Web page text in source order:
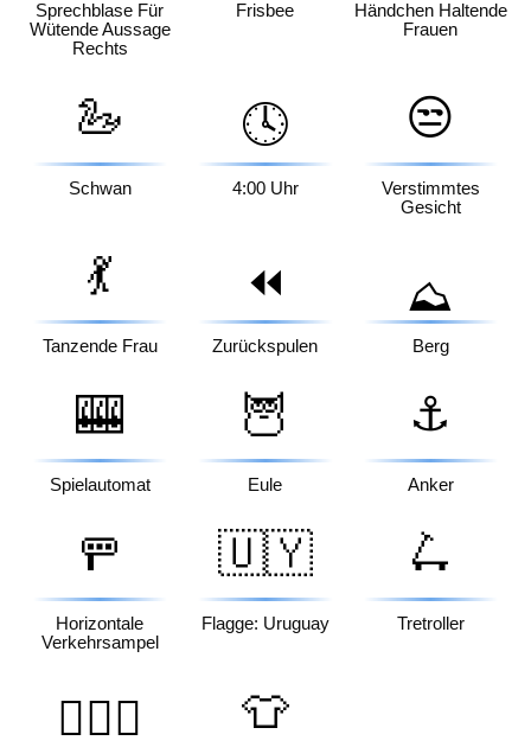
Sprechblase Für
Wütende Aussage
Rechts
Frisbee
Händchen Haltende
Frauen
🦢
Schwan
🕓
4:00 Uhr
😒
Verstimmtes
Gesicht
💃
Tanzende Frau
⏪
Zurückspulen
⛰️
Berg
🎰
Spielautomat
🦉
Eule
⚓
Anker
🚥
Horizontale
Verkehrsampel
🇺🇾
Flagge: Uruguay
🛴
Tretroller
👩‍❤️‍👨 👕